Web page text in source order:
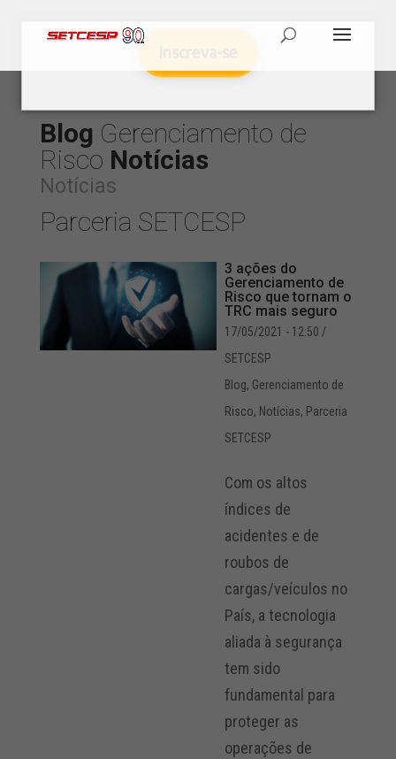
Blog Gerenciamento de
Risco Notícias
Notícias
Parceria SETCESP
3 ações do
Gerenciamento de
Risco que tornam o
TRC mais seguro
17/05/2021 - 12:50 /
SETCESP
Blog, Gerenciamento de
Risco, Notícias, Parceria
SETCESP
Com os altos
índices de
acidentes e de
roubos de
cargas/veículos no
País, a tecnologia
aliada à segurança
tem sido
fundamental para
proteger as
operações de